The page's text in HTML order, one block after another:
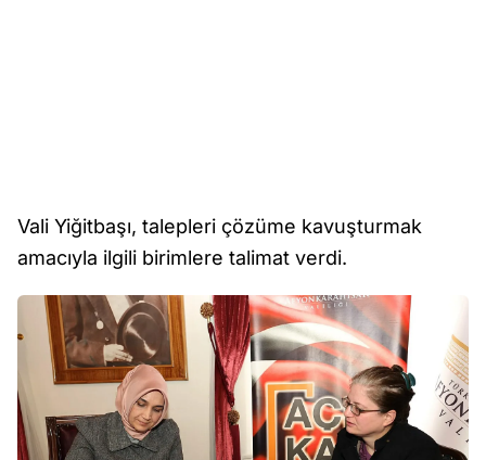
Vali Yiğitbaşı, talepleri çözüme kavuşturmak
amacıyla ilgili birimlere talimat verdi.